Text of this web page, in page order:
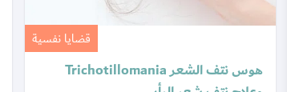
قضايا نفسية
هوس نتف الشعر Trichotillomania